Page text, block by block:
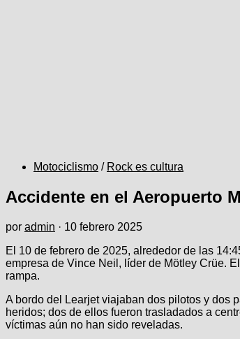
Motociclismo / Rock es cultura
Accidente en el Aeropuerto
por admin · 10 febrero 2025
El 10 de febrero de 2025, alrededor de las
empresa de Vince Neil, líder de Mötley Crüe.
rampa.
A bordo del Learjet viajaban dos pilotos y dos
heridos; dos de ellos fueron trasladados a
víctimas aún no han sido reveladas.